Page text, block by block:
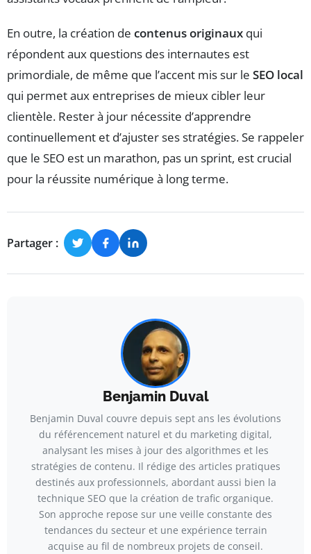
En outre, la création de contenus originaux qui
répondent aux questions des internautes est
primordiale, de même que l’accent mis sur le SEO local
qui permet aux entreprises de mieux cibler leur
clientèle. Rester à jour nécessite d’apprendre
continuellement et d’ajuster ses stratégies. Se rappeler
que le SEO est un marathon, pas un sprint, est crucial
pour la réussite numérique à long terme.
Partager :
Benjamin Duval
Benjamin Duval couvre depuis sept ans les évolutions
du référencement naturel et du marketing digital,
analysant les mises à jour des algorithmes et les
stratégies de contenu. Il rédige des articles pratiques
destinés aux professionnels, abordant aussi bien la
technique SEO que la création de trafic organique.
Son approche repose sur une veille constante des
tendances du secteur et une expérience terrain
acquise au fil de nombreux projets de conseil.